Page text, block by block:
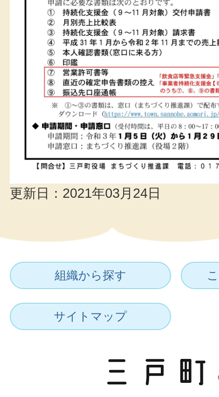
更新日：2021年03月24日
組織から探す
サイトマップ